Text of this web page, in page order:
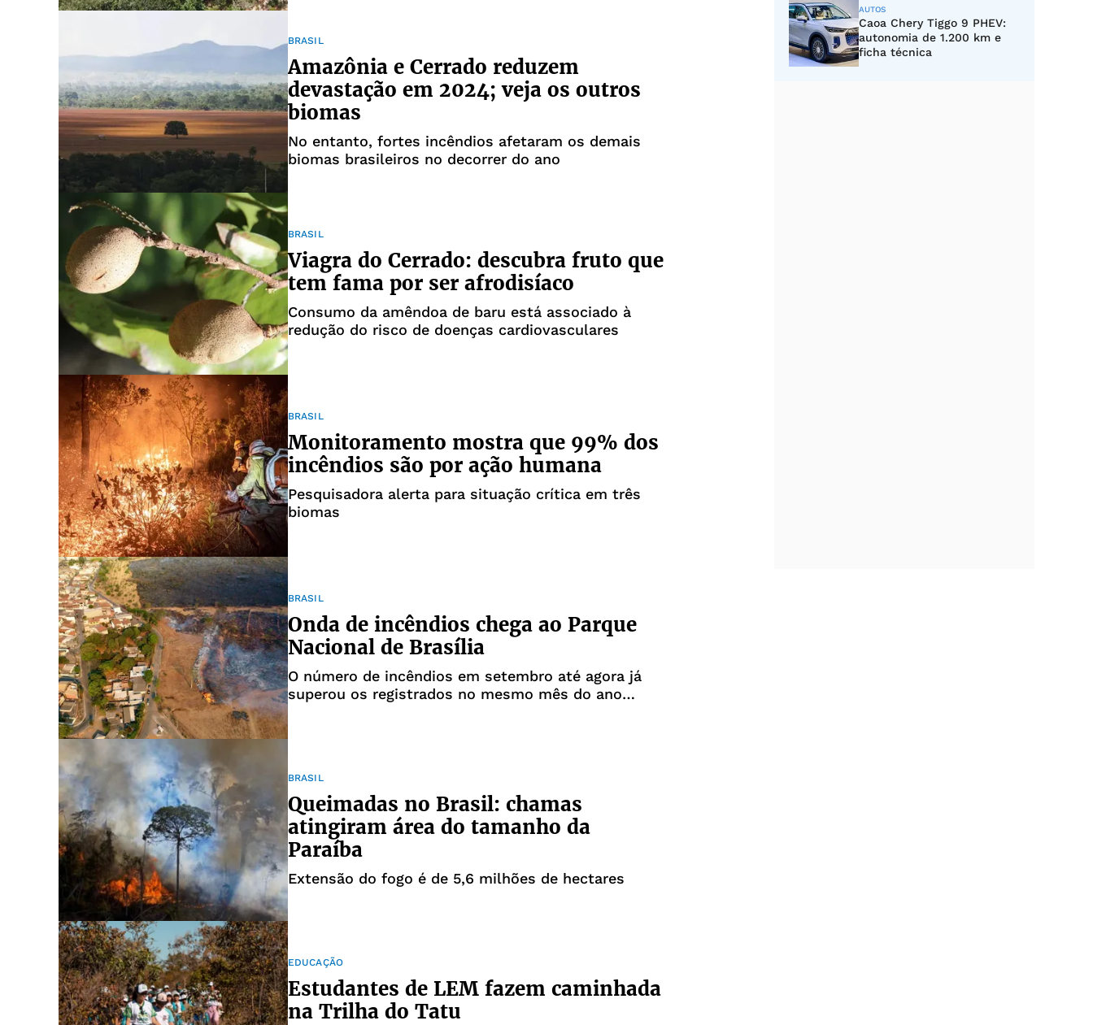
BRASIL
Amazônia e Cerrado reduzem
devastação em 2024; veja os outros
biomas
No entanto, fortes incêndios afetaram os demais
biomas brasileiros no decorrer do ano
BRASIL
Viagra do Cerrado: descubra fruto que
tem fama por ser afrodisíaco
Consumo da amêndoa de baru está associado à
redução do risco de doenças cardiovasculares
BRASIL
Monitoramento mostra que 99% dos
incêndios são por ação humana
Pesquisadora alerta para situação crítica em três
biomas
BRASIL
Onda de incêndios chega ao Parque
Nacional de Brasília
O número de incêndios em setembro até agora já
superou os registrados no mesmo mês do ano
BRASIL
Queimadas no Brasil: chamas
atingiram área do tamanho da
Paraíba
Extensão do fogo é de 5,6 milhões de hectares
EDUCAÇÃO
Estudantes de LEM fazem caminhada
na Trilha do Tatu
AUTOS
Caoa Chery Tiggo 9 PHEV:
autonomia de 1.200 km e
ficha técnica